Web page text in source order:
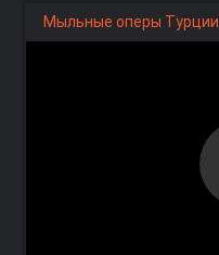
Мыльные оперы Турции